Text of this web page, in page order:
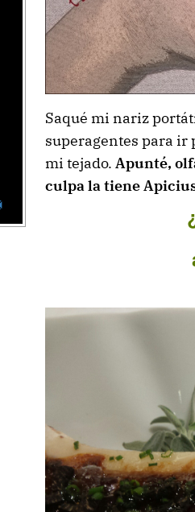
Saqué mi nariz
superagentes para ir
mi tejado. Apunté,
culpa la tiene